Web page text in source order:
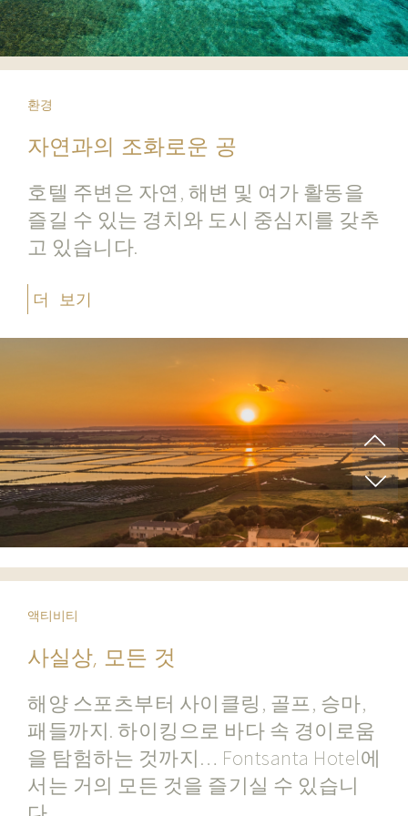
환경
자연과의 조화로운 공
호텔 주변은 자연, 해변 및 여가 활동을
즐길 수 있는 경치와 도시 중심지를 갖추
고 있습니다.
더 보기
액티비티
사실상, 모든 것
해양 스포츠부터 사이클링, 골프, 승마,
패들까지. 하이킹으로 바다 속 경이로움
을 탐험하는 것까지… Fontsanta Hotel에
서는 거의 모든 것을 즐기실 수 있습니